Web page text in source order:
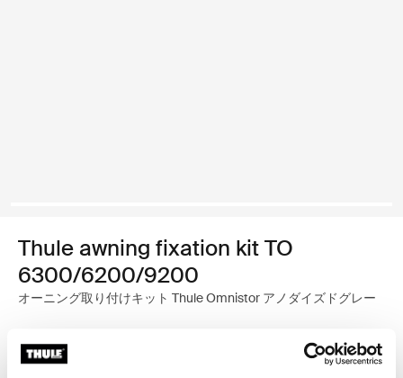
Thule awning fixation kit TO
6300/6200/9200
オーニング取り付けキット Thule Omnistor アノダイズドグレー
Thule保証